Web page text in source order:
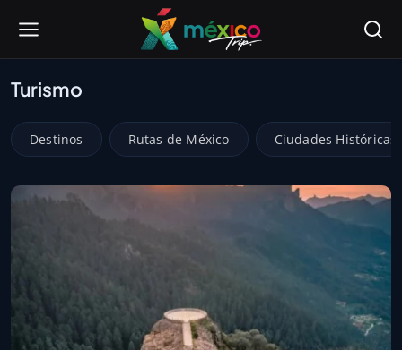
Turismo
Destinos Rutas de México Ciudades Históricas